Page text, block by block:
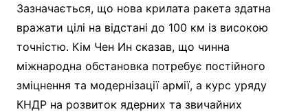
Зазначається, що нова крилата ракета здатна
вражати цілі на відстані до 100 км із високою
точністю. Кім Чен Ин сказав, що чинна
міжнародна обстановка потребує постійного
зміцнення та модернізації армії, а курс уряду
КНДР на розвиток ядерних та звичайних